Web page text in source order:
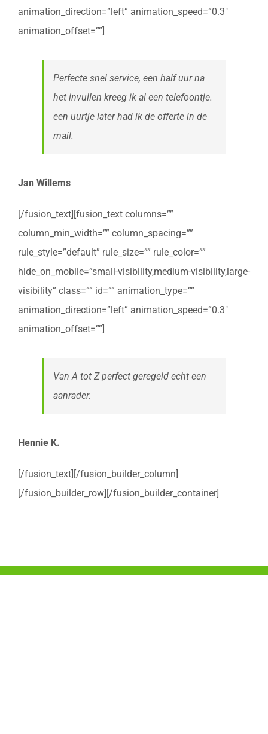
animation_direction=”left” animation_speed=”0.3″
animation_offset=””]
Perfecte snel service, een half uur na
het invullen kreeg ik al een telefoontje.
een uurtje later had ik de offerte in de
mail.
Jan Willems
[/fusion_text][fusion_text columns=””
column_min_width=”” column_spacing=””
rule_style=”default” rule_size=”” rule_color=””
hide_on_mobile=”small-visibility,medium-visibility,large-
visibility” class=”” id=”” animation_type=””
animation_direction=”left” animation_speed=”0.3″
animation_offset=””]
Van A tot Z perfect geregeld echt een
aanrader.
Hennie K.
[/fusion_text][/fusion_builder_column]
[/fusion_builder_row][/fusion_builder_container]